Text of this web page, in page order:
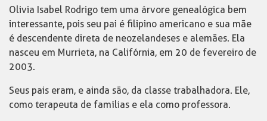
Olivia Isabel Rodrigo tem uma árvore genealógica bem
interessante, pois seu pai é filipino americano e sua mãe
é descendente direta de neozelandeses e alemães. Ela
nasceu em Murrieta, na Califórnia, em 20 de fevereiro de
2003.
Seus pais eram, e ainda são, da classe trabalhadora. Ele,
como terapeuta de famílias e ela como professora.